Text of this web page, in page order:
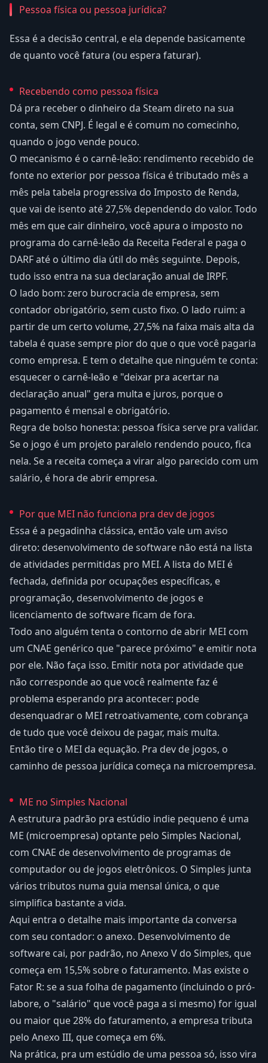
Pessoa física ou pessoa jurídica?
Essa é a decisão central, e ela depende basicamente
de quanto você fatura (ou espera faturar).
Recebendo como pessoa física
Dá pra receber o dinheiro da Steam direto na sua
conta, sem CNPJ. É legal e é comum no comecinho,
quando o jogo vende pouco.
O mecanismo é o carnê-leão: rendimento recebido de
fonte no exterior por pessoa física é tributado mês a
mês pela tabela progressiva do Imposto de Renda,
que vai de isento até 27,5% dependendo do valor. Todo
mês em que cair dinheiro, você apura o imposto no
programa do carnê-leão da Receita Federal e paga o
DARF até o último dia útil do mês seguinte. Depois,
tudo isso entra na sua declaração anual de IRPF.
O lado bom: zero burocracia de empresa, sem
contador obrigatório, sem custo fixo. O lado ruim: a
partir de um certo volume, 27,5% na faixa mais alta da
tabela é quase sempre pior do que o que você pagaria
como empresa. E tem o detalhe que ninguém te conta:
esquecer o carnê-leão e "deixar pra acertar na
declaração anual" gera multa e juros, porque o
pagamento é mensal e obrigatório.
Regra de bolso honesta: pessoa física serve pra validar.
Se o jogo é um projeto paralelo rendendo pouco, fica
nela. Se a receita começa a virar algo parecido com um
salário, é hora de abrir empresa.
Por que MEI não funciona pra dev de jogos
Essa é a pegadinha clássica, então vale um aviso
direto: desenvolvimento de software não está na lista
de atividades permitidas pro MEI. A lista do MEI é
fechada, definida por ocupações específicas, e
programação, desenvolvimento de jogos e
licenciamento de software ficam de fora.
Todo ano alguém tenta o contorno de abrir MEI com
um CNAE genérico que "parece próximo" e emitir nota
por ele. Não faça isso. Emitir nota por atividade que
não corresponde ao que você realmente faz é
problema esperando pra acontecer: pode
desenquadrar o MEI retroativamente, com cobrança
de tudo que você deixou de pagar, mais multa.
Então tire o MEI da equação. Pra dev de jogos, o
caminho de pessoa jurídica começa na microempresa.
ME no Simples Nacional
A estrutura padrão pra estúdio indie pequeno é uma
ME (microempresa) optante pelo Simples Nacional,
com CNAE de desenvolvimento de programas de
computador ou de jogos eletrônicos. O Simples junta
vários tributos numa guia mensal única, o que
simplifica bastante a vida.
Aqui entra o detalhe mais importante da conversa
com seu contador: o anexo. Desenvolvimento de
software cai, por padrão, no Anexo V do Simples, que
começa em 15,5% sobre o faturamento. Mas existe o
Fator R: se a sua folha de pagamento (incluindo o pró-
labore, o "salário" que você paga a si mesmo) for igual
ou maior que 28% do faturamento, a empresa tributa
pelo Anexo III, que começa em 6%.
Na prática, pra um estúdio de uma pessoa só, isso vira